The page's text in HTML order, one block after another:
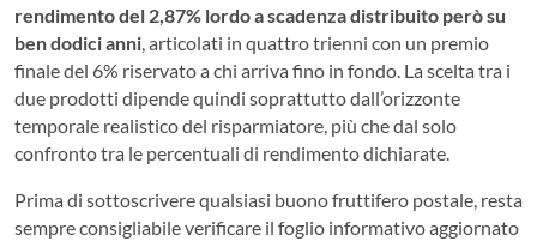
rendimento del 2,87% lordo a scadenza distribuito però su
ben dodici anni, articolati in quattro trienni con un premio
finale del 6% riservato a chi arriva fino in fondo. La scelta tra i
due prodotti dipende quindi soprattutto dall’orizzonte
temporale realistico del risparmiatore, più che dal solo
confronto tra le percentuali di rendimento dichiarate.
Prima di sottoscrivere qualsiasi buono fruttifero postale, resta
sempre consigliabile verificare il foglio informativo aggiornato